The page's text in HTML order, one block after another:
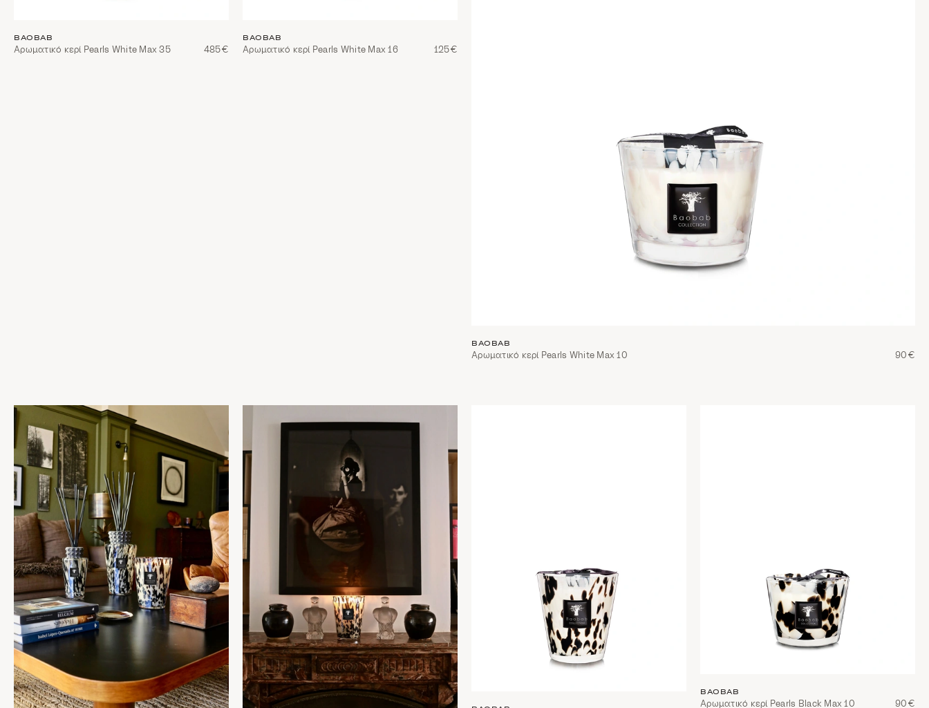
BAOBAB
Αρωματικό κερί Pearls White Max 35 485€
BAOBAB
Αρωματικό κερί Pearls White Max 16 125€
BAOBAB
Αρωματικό κερί Pearls White Max 10 90€
BAOBAB
Αρωματικό κερί Pearls Black Max 10 90€